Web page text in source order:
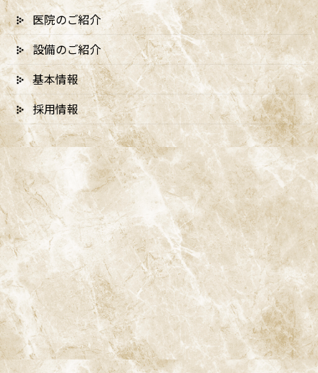
Access
阿佐ヶ谷ことぶき歯科・矯正歯科
阿佐ヶ谷の歯医者「阿佐ヶ谷ことぶき歯科・矯正歯科」は、JR中
央線(快速)「阿佐ケ谷駅」徒歩0分 / JR中央/総武線「阿佐ケ谷駅」
徒歩0分 / 東京メトロ丸ノ内線「南阿佐ケ谷駅」徒歩8分の、駅す
ぐでとても通いやすい場所にある歯医者です。杉並区や中野区、新
宿、東京都内、隣接県や遠方からも患者様に来院頂きやすい環境
といえます。
医院のご紹介
設備のご紹介
基本情報
採用情報